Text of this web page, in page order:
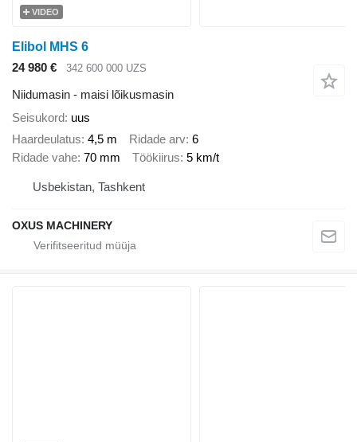
VIDEO
Elibol MHS 6
24 980 €
342 600 000 UZS
Niidumasin - maisi lõikusmasin
Seisukord uus
Haardeulatus 4,5 m Ridade arv 6
Ridade vahe 70 mm Töökiirus 5 km/t
Usbekistan, Tashkent
OXUS MACHINERY